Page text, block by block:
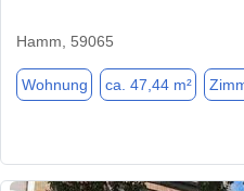
Hamm, 59065
Wohnung ca. 47,44 m²